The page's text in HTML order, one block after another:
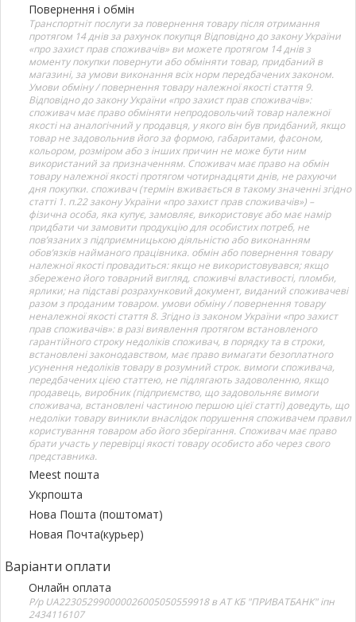
Повернення і обмін
Транспортніт послуги за повернення товару після отримання
протягом 14 днів за рахунок покупця Відповідно до закону України
«про захист прав споживачів» ви можете протягом 14 днів з
моменту покупки повернути або обміняти товар, придбаний в
магазині, за умови виконання всіх норм передбачених законом.
Умови обміну / повернення товару належної якості стаття 9.
Відповідно до закону України «про захист прав споживачів»:
споживач має право обміняти непродовольчий товар належної
якості на аналогічний у продавця, у якого він був придбаний, якщо
товар не задовольнив його за формою, габаритами, фасоном,
кольором, розміром або з інших причин не може бути ним
використаний за призначенням. Споживач має право на обмін
товару належної якості протягом чотирнадцяти днів, не рахуючи
дня покупки. споживач (термін вживається в такому значенні згідно
статті 1. п.22 закону України «про захист прав споживачів») –
фізична особа, яка купує, замовляє, використовує або має намір
придбати чи замовити продукцію для особистих потреб, не
пов’язаних з підприємницькою діяльністю або виконанням
обов’язків найманого працівника. обмін або повернення товару
належної якості провадиться: якщо не використовувався; якщо
збережено його товарний вигляд, споживчі властивості, пломби,
ярлики; на підставі розрахунковий документ, виданий споживачеві
разом з проданим товаром. умови обміну / повернення товару
неналежної якості стаття 8. Згідно із законом України «про захист
прав споживачів»: в разі виявлення протягом встановленого
гарантійного строку недоліків споживач, в порядку та в строки,
встановлені законодавством, має право вимагати безоплатного
усунення недоліків товару в розумний строк. вимоги споживача,
передбачених цією статтею, не підлягають задоволенню, якщо
продавець, виробник (підприємство, що задовольняє вимоги
споживача, встановлені частиною першою цієї статті) доведуть, що
недоліки товару виникли внаслідок порушення споживачем правил
користування товаром або його зберігання. Споживач має право
брати участь у перевірці якості товару особисто або через свого
представника.
Meest пошта
Укрпошта
Нова Пошта (поштомат)
Новая Почта(курьер)
Варіанти оплати
Онлайн оплата
Р/р UA223052990000026005050559918 в АТ КБ "ПРИВАТБАНК" іпн
2434116107